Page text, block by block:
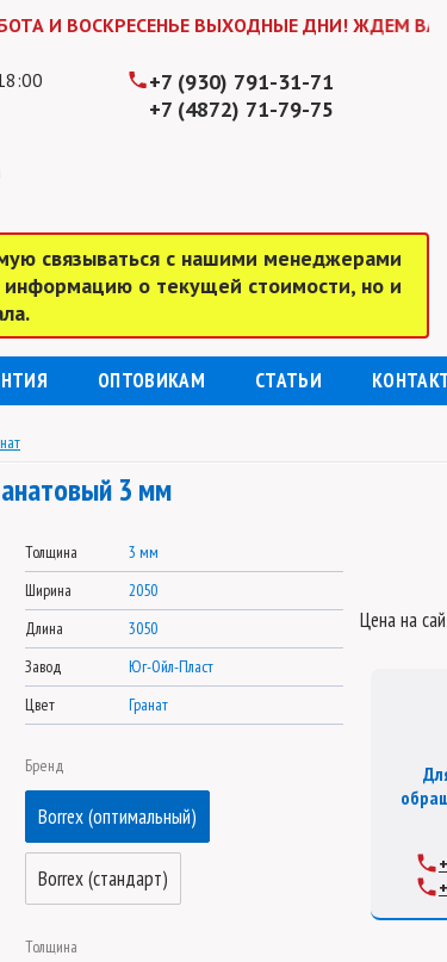
ВЫХОДНЫЕ ДНИ! ЖДЕМ ВАС В
+7 (930) 791-31-71
+7 (4872) 71-79-75
связываться с нашими менеджерами
о текущей стоимости, но и
ОПТОВИКАМ СТАТЬИ
3 мм
Толщина
3 мм
Ширина
2050
Длина
3050
Завод
Юг-Ойл-Пласт
Цвет
Гранат
Бренд
Borrex (оптимальный)
Borrex (стандарт)
Толщина
Цена на